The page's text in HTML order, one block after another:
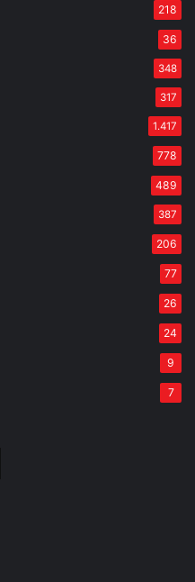
218
36
348
317
1.417
778
489
387
206
77
26
24
9
7